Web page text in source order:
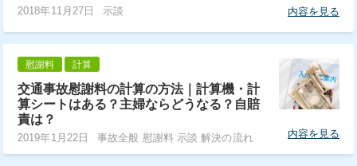
2018年11月27日 示談 内容を見る
慰謝料 計算
交通事故慰謝料の計算の方法｜計算機・計
算シートはある？主婦ならどうなる？自賠
責は？
2019年1月22日 事故全般 慰謝料 示談 解決の流れ 内容を見る